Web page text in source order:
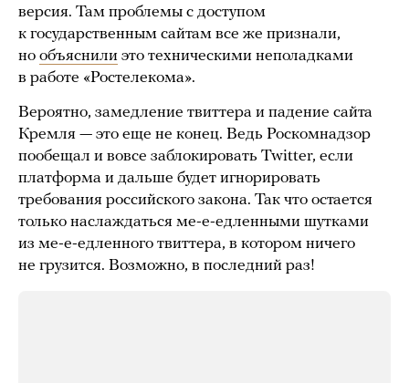
версия. Там проблемы с доступом
к государственным сайтам все же признали,
но объяснили это техническими неполадками
в работе «Ростелекома».
Вероятно, замедление твиттера и падение сайта
Кремля — это еще не конец. Ведь Роскомнадзор
пообещал и вовсе заблокировать Twitter, если
платформа и дальше будет игнорировать
требования российского закона. Так что остается
только наслаждаться ме-е-едленными шутками
из ме-е-едленного твиттера, в котором ничего
не грузится. Возможно, в последний раз!